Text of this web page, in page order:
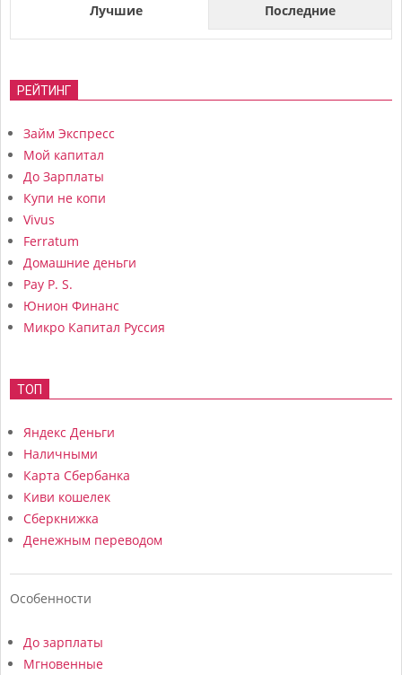
Лучшие Последние
РЕЙТИНГ
Займ Экспресс
Мой капитал
До Зарплаты
Купи не копи
Vivus
Ferratum
Домашние деньги
Pay P. S.
Юнион Финанс
Микро Капитал Руссия
ТОП
Яндекс Деньги
Наличными
Карта Сбербанка
Киви кошелек
Сберкнижка
Денежным переводом
Особенности
До зарплаты
Мгновенные